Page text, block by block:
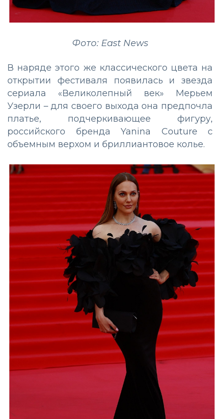
Фото: East News
В наряде этого же классического цвета на
открытии фестиваля появилась и звезда
сериала «Великолепный век» Мерьем
Узерли – для своего выхода она предпочла
платье, подчеркивающее фигуру,
российского бренда Yanina Couture с
объемным верхом и бриллиантовое колье.